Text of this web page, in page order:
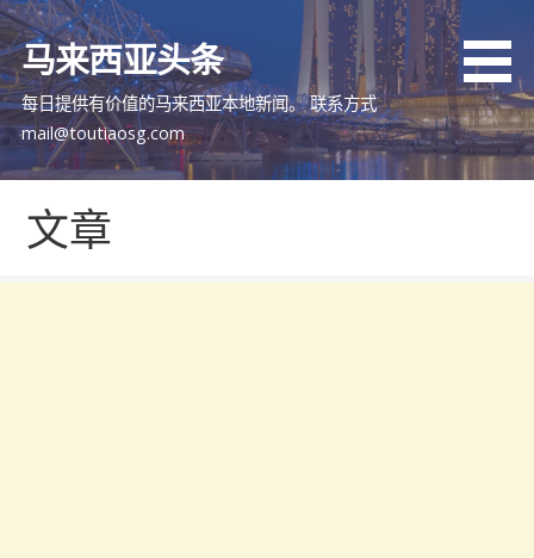
跳
至
内
容
马来西亚头条
每日提供有价值的马来西亚本地新闻。 联系方式
mail@toutiaosg.com
文章